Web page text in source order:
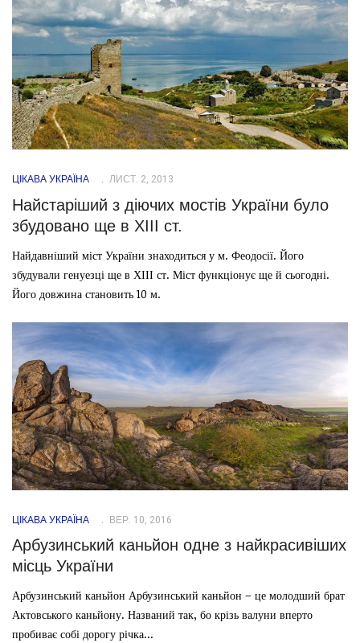
ЦІКАВА УКРАЇНА ЛИСТ. 2, 2013
Найстаріший з діючих мостів України було
збудовано ще в ХІІІ ст.
Найдавніший міст України знаходиться у м. Феодосії. Його
збудували генуезці ще в ХІІІ ст. Міст функціонує ще й сьогодні.
Його довжина становить 10 м.
ЦІКАВА УКРАЇНА ВЕР. 10, 2016
Арбузинський каньйон одне з найкрасивіших
місць України
Арбузинський каньйон Арбузинський каньйон – це молодший брат
Актовського каньйону. Названий так, бо крізь валуни вперто
пробиває собі дорогу річка...